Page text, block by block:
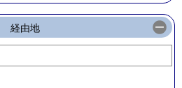
経由地